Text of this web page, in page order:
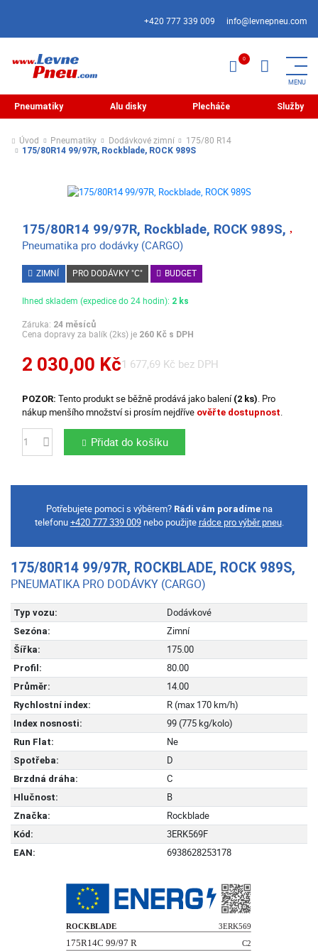
+420 777 339 009 info@levnepneu.com
Pneumatiky Alu disky Plecháče Služby
Úvod Pneumatiky Dodávkové zimní 175/80 R14
175/80R14 99/97R, Rockblade, ROCK 989S
175/80R14 99/97R, Rockblade, ROCK 989S,
Pneumatika pro dodávky (CARGO)
ZIMNÍ PRO DODÁVKY "C" BUDGET
Ihned skladem (expedice do 24 hodin): 2 ks
Záruka: 24 měsíců
Cena dopravy za balík (2ks) je 260 Kč s DPH
2 030,00 Kč1 677,69 Kč bez DPH
POZOR: Tento produkt se běžně prodává jako balení (2 ks). Pro
nákup menšího množství si prosím nejdříve ověřte dostupnost.
Počet Přidat do košíku
Potřebujete pomoci s výběrem? Rádi vám poradímena
telefonu+420 777 339 009nebo použijte rádce pro výběr pneu.
175/80R14 99/97R, ROCKBLADE, ROCK 989S,
PNEUMATIKA PRO DODÁVKY (CARGO)
Typ vozu: Dodávkové
Sezóna: Zimní
Šířka: 175.00
Profil: 80.00
Průměr: 14.00
Rychlostní index: R (max 170 km/h)
Index nosnosti: 99 (775 kg/kolo)
Run Flat: Ne
Spotřeba: D
Brzdná dráha: C
Hlučnost: B
Značka: Rockblade
Kód: 3ERK569F
EAN: 6938628253178